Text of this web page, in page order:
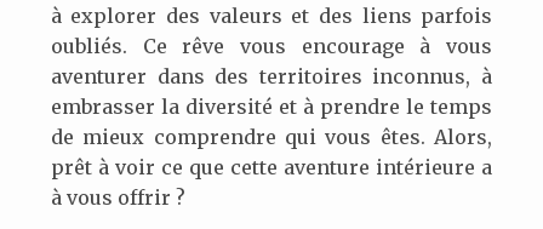
à explorer des valeurs et des liens parfois
oubliés. Ce rêve vous encourage à vous
aventurer dans des territoires inconnus, à
embrasser la diversité et à prendre le temps
de mieux comprendre qui vous êtes. Alors,
prêt à voir ce que cette aventure intérieure a
à vous offrir ?